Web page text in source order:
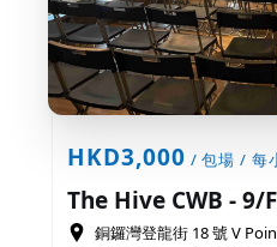
HKD3,000 / 包場 / 每
The Hive CWB - 9/
銅鑼灣登龍街 18 號 V